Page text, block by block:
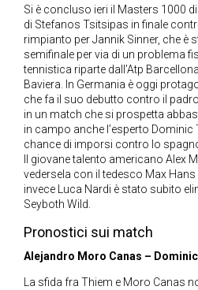
Si è concluso ieri il Masters 1000
di Stefanos Tsitsipas in finale
rimpianto per Jannik Sinner, che è
semifinale per via di un problema
tennistica riparte dall’Atp
Baviera. In Germania è oggi
che fa il suo debutto contro il
in un match che si prospetta
in campo anche l’esperto Dominic
chance di imporsi contro lo
Il giovane talento americano Alex
vedersela con il tedesco Max Hans
invece Luca Nardi è stato subito
Seyboth Wild.
Pronostici sui match
Alejandro Moro Canas –
La sfida fra Thiem e Moro Canas